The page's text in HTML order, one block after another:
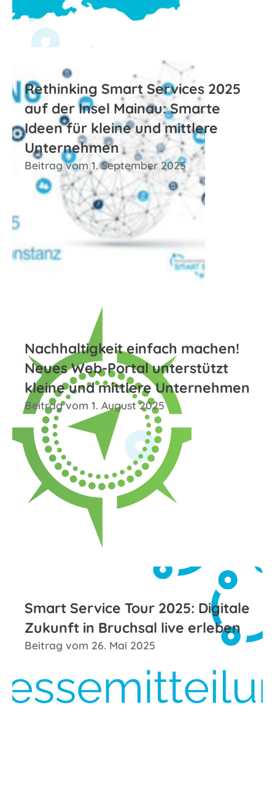
Rethinking Smart Services 2025
auf der Insel Mainau: Smarte
Ideen für kleine und mittlere
Unternehmen
Beitrag vom 1. September 2025
Nachhaltigkeit einfach machen!
Neues Web-Portal unterstützt
kleine und mittlere Unternehmen
Beitrag vom 1. August 2025
Smart Service Tour 2025: Digitale
Zukunft in Bruchsal live erleben
Beitrag vom 26. Mai 2025